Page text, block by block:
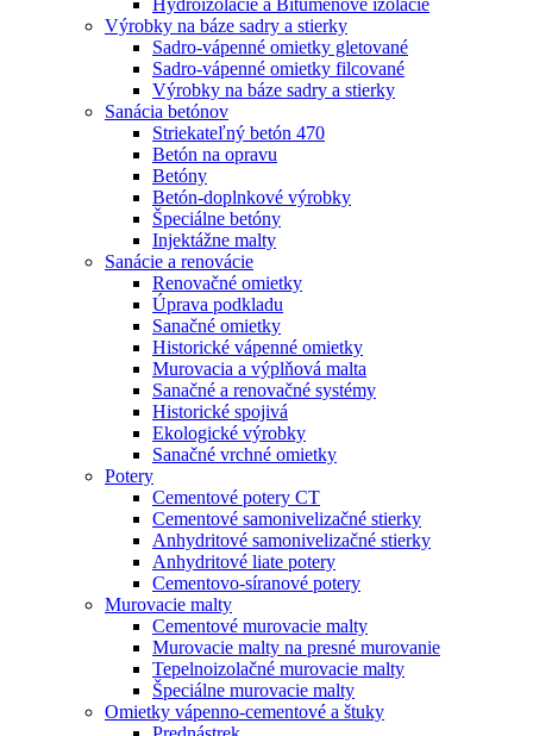
Výrobky na báze sadry a stierky
Sadro-vápenné omietky gletované
Sadro-vápenné omietky filcované
Výrobky na báze sadry a stierky
Sanácia betónov
Striekateľný betón 470
Betón na opravu
Betóny
Betón-doplnkové výrobky
Špeciálne betóny
Injektážne malty
Sanácie a renovácie
Renovačné omietky
Úprava podkladu
Sanačné omietky
Historické vápenné omietky
Murovacia a výplňová malta
Sanačné a renovačné systémy
Historické spojivá
Ekologické výrobky
Sanačné vrchné omietky
Potery
Cementové potery CT
Cementové samonivelizačné stierky
Anhydritové samonivelizačné stierky
Anhydritové liate potery
Cementovo-síranové potery
Murovacie malty
Cementové murovacie malty
Murovacie malty na presné murovanie
Tepelnoizolačné murovacie malty
Špeciálne murovacie malty
Omietky vápenno-cementové a štuky